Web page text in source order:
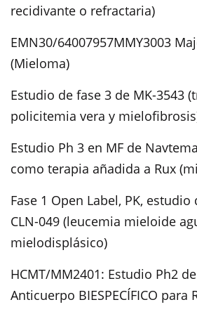
recidivante o refractaria)
EMN30/64007957MMY3003
(Mieloma)
Estudio de fase 3 de MK-3543
policitemia vera y
Estudio Ph 3 en MF de
como terapia añadida a Rux
Fase 1 Open Label, PK,
CLN-049 (leucemia mieloide
mielodisplásico)
HCMT/MM2401: Estudio Ph2
Anticuerpo BIESPECÍFICO para